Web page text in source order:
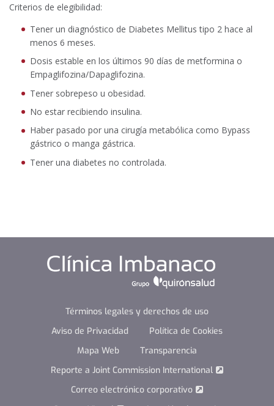
Criterios de elegibilidad:
Tener un diagnóstico de Diabetes Mellitus tipo 2 hace al
menos 6 meses.
Dosis estable en los últimos 90 días de metformina o
Empaglifozina/Dapaglifozina.
Tener sobrepeso u obesidad.
No estar recibiendo insulina.
Haber pasado por una cirugía metabólica como Bypass
gástrico o manga gástrica.
Tener una diabetes no controlada.
Términos legales y derechos de uso
Aviso de Privacidad
Política de Cookies
Mapa Web
Transparencia
Reporte a Joint Commission International
Correo electrónico corporativo